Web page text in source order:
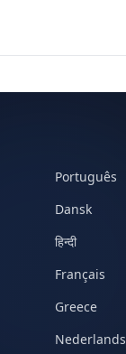
Português
Dansk
हिन्दी
Français
Greece
Nederlands